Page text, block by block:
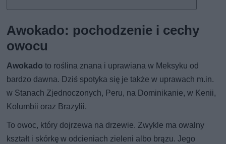
Awokado: pochodzenie i cechy
owocu
Awokado to roślina znana i uprawiana w Meksyku od
bardzo dawna. Dziś spotyka się je także w uprawach m.in.
w Stanach Zjednoczonych, Peru, na Dominikanie, w Kenii,
Kolumbii oraz Brazylii.
To owoc, który dojrzewa na drzewie. Zwykle ma owalny
kształt i skórkę w odcieniach zieleni albo brązu. Jego